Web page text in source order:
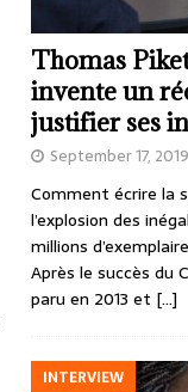
Thomas
invente un
justifier ses
September 17, 2019
Comment écrire la
l’explosion des
millions
Après le succès du
paru en 2013 et […]
INTERVIEW